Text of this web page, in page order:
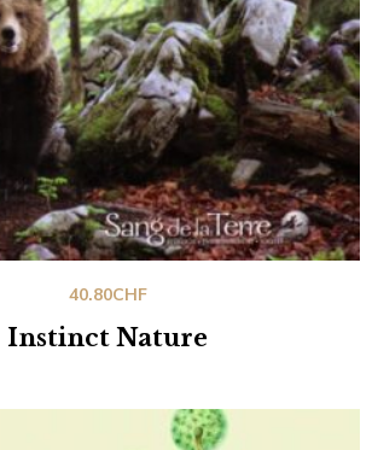
Instinct Nature
40.80CHF